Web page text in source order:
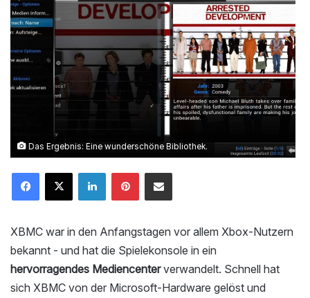
Das Ergebnis: Eine wunderschöne Bibliothek.
XBMC war in den Anfangstagen vor allem Xbox-Nutzern
bekannt - und hat die Spielekonsole in ein
hervorragendes Mediencenterverwandelt. Schnell hat
sich XBMC von der Microsoft-Hardware gelöst und